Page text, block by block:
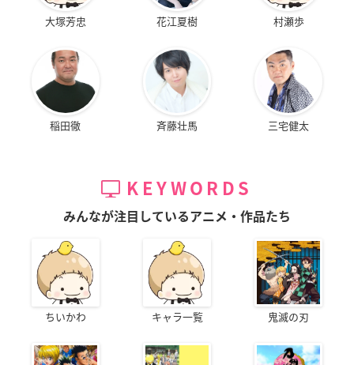
大塚芳忠 花江夏樹 村瀬歩
稲田徹 斉藤壮馬 三宅健太
KEYWORDS
みんなが注目しているアニメ・作品たち
ちいかわ キャラ一覧 鬼滅の刃